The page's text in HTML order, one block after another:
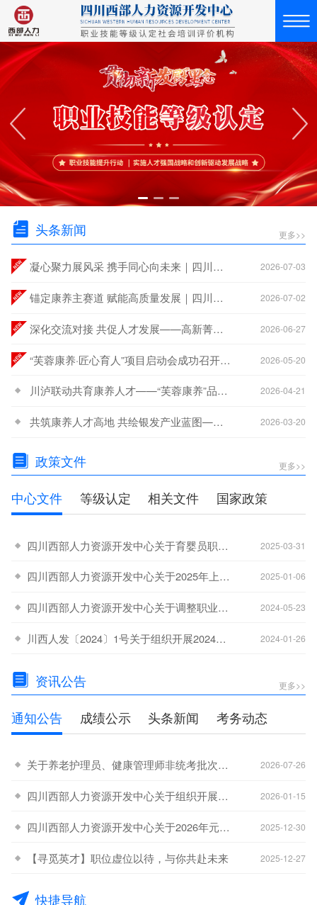
头条新闻 更多>>
凝心聚力展风采 携手同心向未来｜四川西部人力资源开发中心2026年度团建活动圆满举行 2026-07-03
锚定康养主赛道 赋能高质量发展｜四川西部人力资源开发中心成功召开2026年度半年总结会 2026-07-02
深化交流对接 共促人才发展——高新菁蓉汇智人才一行莅临西部人力资源开发中心交流座谈 2026-06-27
“芙蓉康养·匠心育人”项目启动会成功召开 政行校企协同共筑就业困难群体赋能新生态 2026-05-20
川泸联动共育康养人才——“芙蓉康养”品牌建设交流座谈会顺利举行 2026-04-21
共筑康养人才高地 共绘银发产业蓝图——“芙蓉康养”银发产业技能人才培育体系专题研讨会成功举办 2026-03-20
政策文件 更多>>
中心文件 等级认定 相关文件 国家政策
四川西部人力资源开发中心关于育婴员职业名称调整及补考安排的通知 2025-03-31
四川西部人力资源开发中心关于2025年上半年在宜宾市开展职业技能等级认定工作的公告 2025-01-06
四川西部人力资源开发中心关于调整职业技能等级认定收费标准的通知 2024-05-23
川西人发〔2024〕1号关于组织开展2024年职业技能等级认定工作的通知 2024-01-26
资讯公告 更多>>
通知公告 成绩公示 头条新闻 考务动态
关于养老护理员、健康管理师非统考批次考生最后一次补考工作的通知 2026-07-26
四川西部人力资源开发中心关于组织开展2026年全省职业技能等级认定工作的通知 2026-01-15
四川西部人力资源开发中心关于2026年元旦节放假安排的通知 2025-12-30
【寻觅英才】职位虚位以待，与你共赴未来 2025-12-27
快捷导航